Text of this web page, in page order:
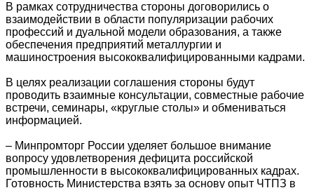
В рамках сотрудничества стороны договорились о
взаимодействии в области популяризации рабочих
профессий и дуальной модели образования, а также
обеспечения предприятий металлургии и
машиностроения высококвалифицированными кадрами.
В целях реализации соглашения стороны будут
проводить взаимные консультации, совместные рабочие
встречи, семинары, «круглые столы» и обмениваться
информацией.
– Минпромторг России уделяет большое внимание
вопросу удовлетворения дефицита российской
промышленности в высококвалифицированных кадрах.
Готовность Министерства взять за основу опыт ЧТПЗ в